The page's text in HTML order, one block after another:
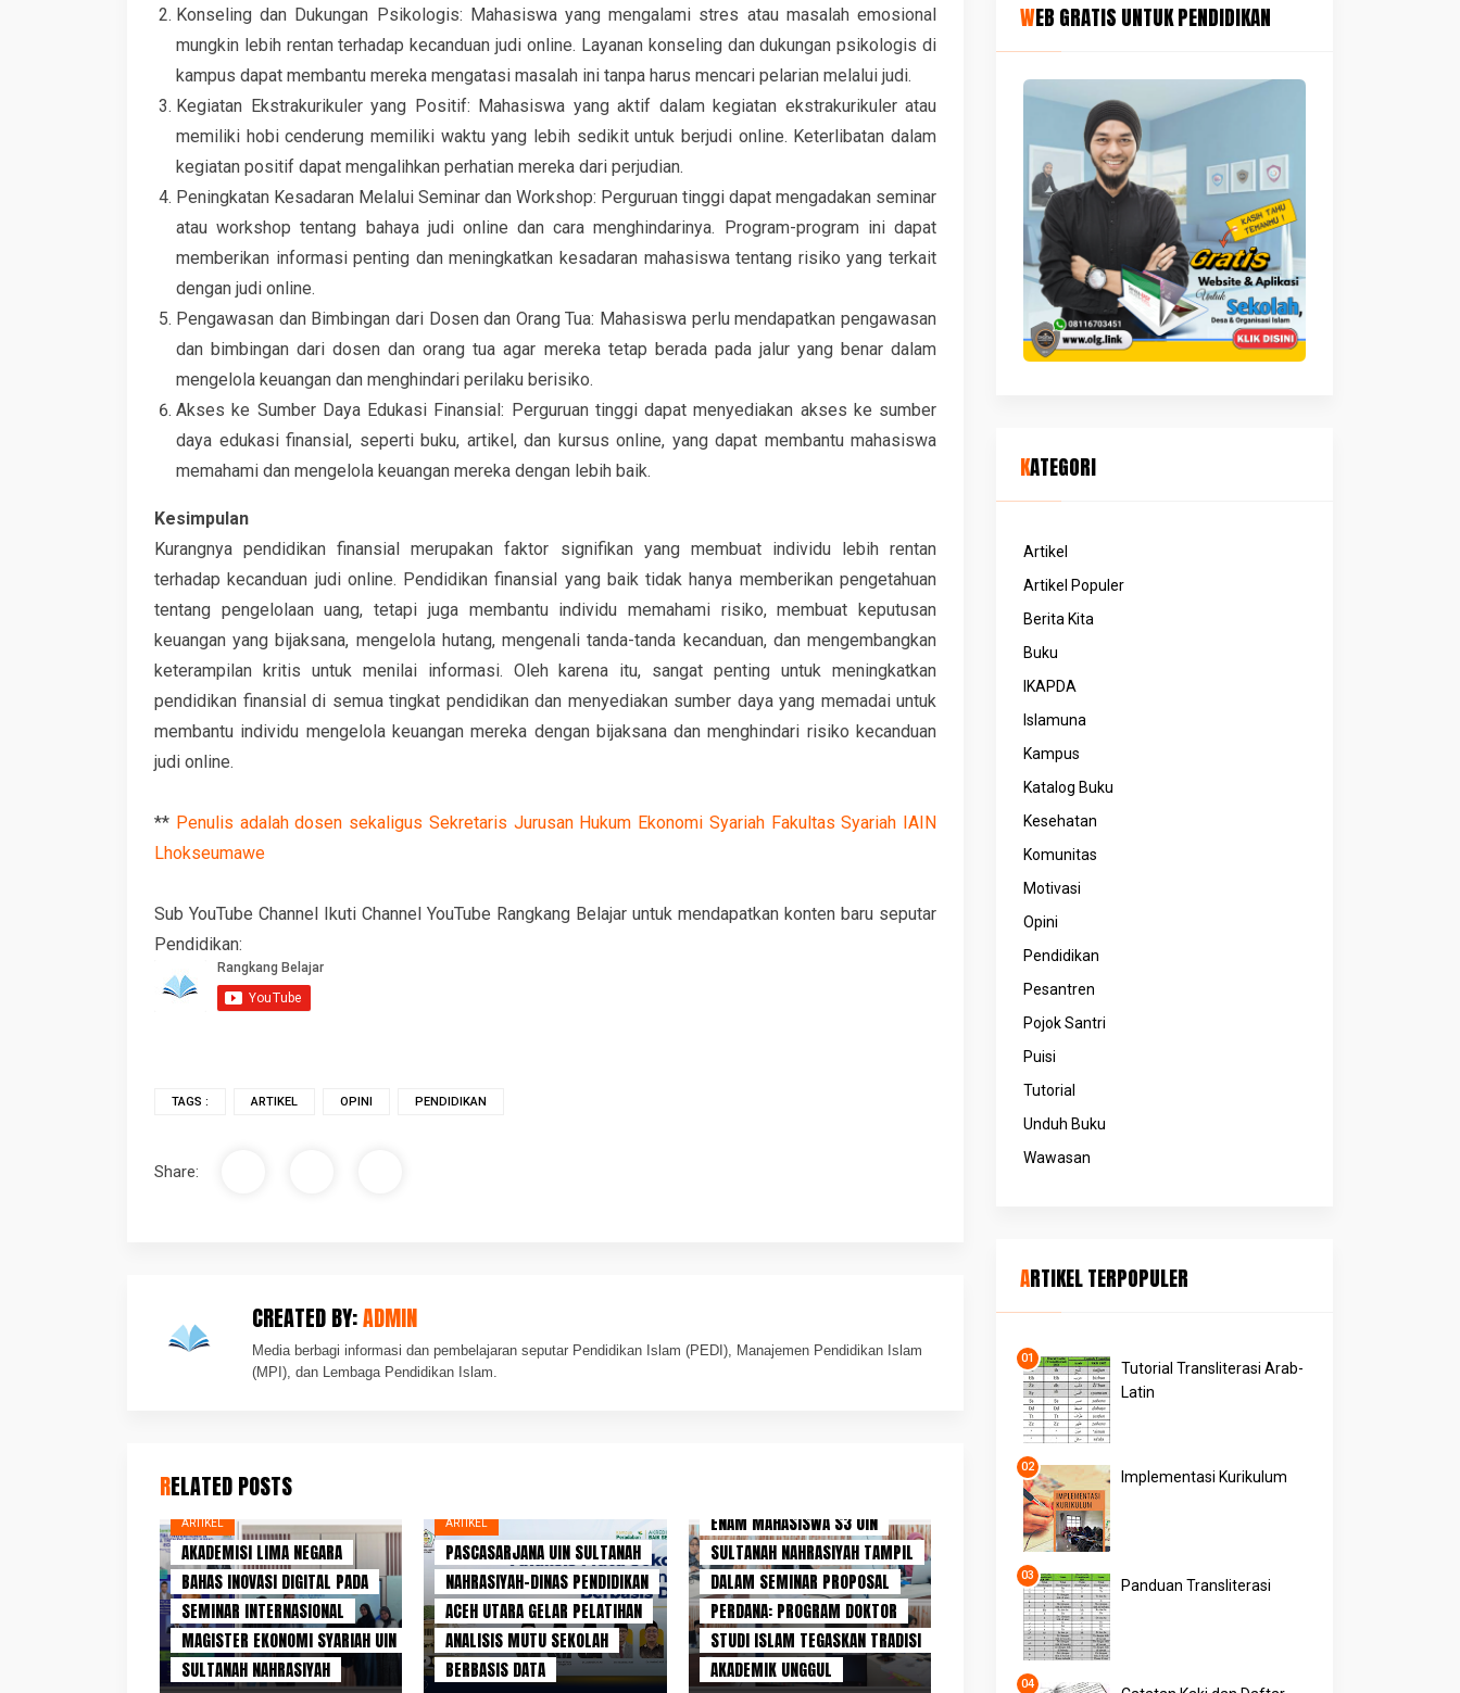
Konseling dan Dukungan Psikologis: Mahasiswa yang mengalami stres atau masalah emosional
mungkin lebih rentan terhadap kecanduan judi online. Layanan konseling dan dukungan psikologis di
kampus dapat membantu mereka mengatasi masalah ini tanpa harus mencari pelarian melalui judi.
Kegiatan Ekstrakurikuler yang Positif: Mahasiswa yang aktif dalam kegiatan ekstrakurikuler atau
memiliki hobi cenderung memiliki waktu yang lebih sedikit untuk berjudi online. Keterlibatan dalam
kegiatan positif dapat mengalihkan perhatian mereka dari perjudian.
Peningkatan Kesadaran Melalui Seminar dan Workshop: Perguruan tinggi dapat mengadakan seminar
atau workshop tentang bahaya judi online dan cara menghindarinya. Program-program ini dapat
memberikan informasi penting dan meningkatkan kesadaran mahasiswa tentang risiko yang terkait
dengan judi online.
Pengawasan dan Bimbingan dari Dosen dan Orang Tua: Mahasiswa perlu mendapatkan pengawasan
dan bimbingan dari dosen dan orang tua agar mereka tetap berada pada jalur yang benar dalam
mengelola keuangan dan menghindari perilaku berisiko.
Akses ke Sumber Daya Edukasi Finansial: Perguruan tinggi dapat menyediakan akses ke sumber
daya edukasi finansial, seperti buku, artikel, dan kursus online, yang dapat membantu mahasiswa
memahami dan mengelola keuangan mereka dengan lebih baik.
Kesimpulan
Kurangnya pendidikan finansial merupakan faktor signifikan yang membuat individu lebih rentan
terhadap kecanduan judi online. Pendidikan finansial yang baik tidak hanya memberikan pengetahuan
tentang pengelolaan uang, tetapi juga membantu individu memahami risiko, membuat keputusan
keuangan yang bijaksana, mengelola hutang, mengenali tanda-tanda kecanduan, dan mengembangkan
keterampilan kritis untuk menilai informasi. Oleh karena itu, sangat penting untuk meningkatkan
pendidikan finansial di semua tingkat pendidikan dan menyediakan sumber daya yang memadai untuk
membantu individu mengelola keuangan mereka dengan bijaksana dan menghindari risiko kecanduan
judi online.
** Penulis adalah dosen sekaligus Sekretaris Jurusan Hukum Ekonomi Syariah Fakultas Syariah IAIN
Lhokseumawe
Sub YouTube Channel Ikuti Channel YouTube Rangkang Belajar untuk mendapatkan konten baru seputar
Pendidikan:
TAGS : ARTIKEL OPINI PENDIDIKAN
Share:
CREATED BY:ADMIN
Media berbagi informasi dan pembelajaran seputar Pendidikan Islam (PEDI), Manajemen Pendidikan Islam
(MPI), dan Lembaga Pendidikan Islam.
RELATED POSTS
ARTIKEL
AKADEMISI LIMA NEGARA
BAHAS INOVASI DIGITAL PADA
SEMINAR INTERNASIONAL
MAGISTER EKONOMI SYARIAH UIN
SULTANAH NAHRASIYAH
ARTIKEL
PASCASARJANA UIN SULTANAH
NAHRASIYAH–DINAS PENDIDIKAN
ACEH UTARA GELAR PELATIHAN
ANALISIS MUTU SEKOLAH
BERBASIS DATA
ENAM MAHASISWA S3 UIN
SULTANAH NAHRASIYAH TAMPIL
DALAM SEMINAR PROPOSAL
PERDANA: PROGRAM DOKTOR
STUDI ISLAM TEGASKAN TRADISI
AKADEMIK UNGGUL
ARTIKEL
WEB GRATIS UNTUK PENDIDIKAN
KATEGORI
Artikel
Artikel Populer
Berita Kita
Buku
IKAPDA
Islamuna
Kampus
Katalog Buku
Kesehatan
Komunitas
Motivasi
Opini
Pendidikan
Pesantren
Pojok Santri
Puisi
Tutorial
Unduh Buku
Wawasan
ARTIKEL TERPOPULER
Tutorial Transliterasi Arab-
Latin
Implementasi Kurikulum
Panduan Transliterasi